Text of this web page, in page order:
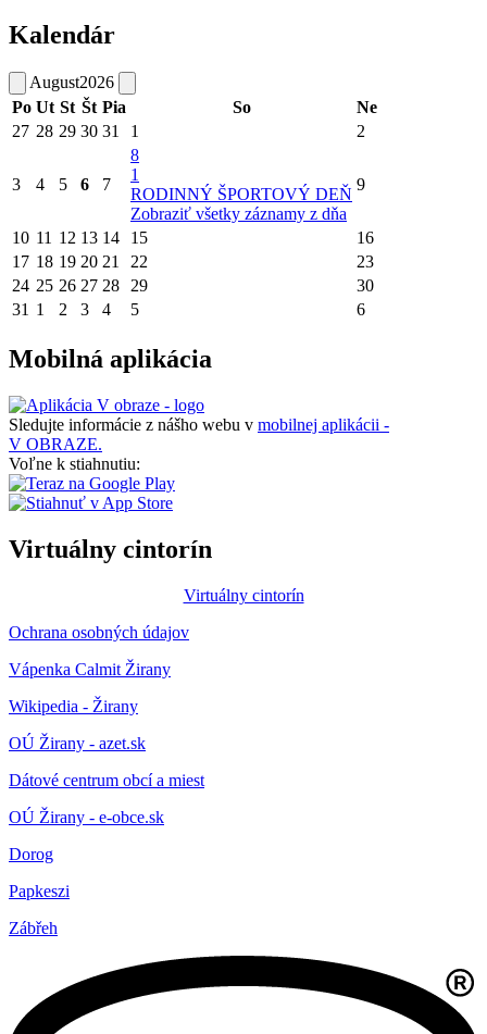
Kalendár
August2026
Po Ut St Št Pia So
Ne
27 28 29 30 31 1 2
3 4 5 6 7
8
1
RODINNÝ ŠPORTOVÝ DEŇ
Zobraziť všetky záznamy z dňa
9
10 11 12 13 14 15
16
17 18 19 20 21 22
23
24 25 26 27 28 29
30
31 1 2 3 4 5 6
Mobilná aplikácia
Sledujte informácie z nášho webu v mobilnej aplikácii -
V OBRAZE.
Voľne k stiahnutiu:
Virtuálny cintorín
Virtuálny cintorín
Ochrana osobných údajov
Vápenka Calmit Žirany
Wikipedia - Žirany
OÚ Žirany - azet.sk
Dátové centrum obcí a miest
OÚ Žirany - e-obce.sk
Dorog
Papkeszi
Zábřeh